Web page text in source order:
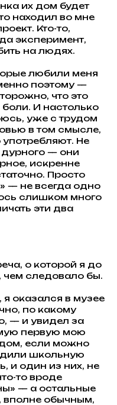
их дом будет
находил во мне
Кто-то,
эксперимент,
на людях.
любили меня
поэтому —
что это
боли. И настолько
уже с трудом
в том смысле,
Не
дурного — они
искренне
Просто
— не всегда одно
слишком много
эти два
о которой я до
следовало бы.
оказался в музее
по какому
— и увидел за
первую мою
если можно
школьную
и один из них, не
то вроде
— а остальные
вполне обычным,